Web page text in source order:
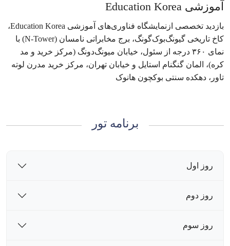
آموزشی Education Korea
بازدید تخصصی ازنمایشگاه فناوری‌های آموزشی Education Korea،
کاخ تاریخی گیونگ‌بوک‌گونگ، برج مخابراتی نامسان (N-Tower) با
نمای ۳۶۰ درجه از سئول، خیابان میونگ‌دونگ (مرکز خرید و مد
کره)، المان گنگنام استایل و خیابان تهران، مرکز خرید مدرن لوته
تاور، دهکده سنتی بوکچون هانوک
برنامه تور
روز اول
روز دوم
روز سوم